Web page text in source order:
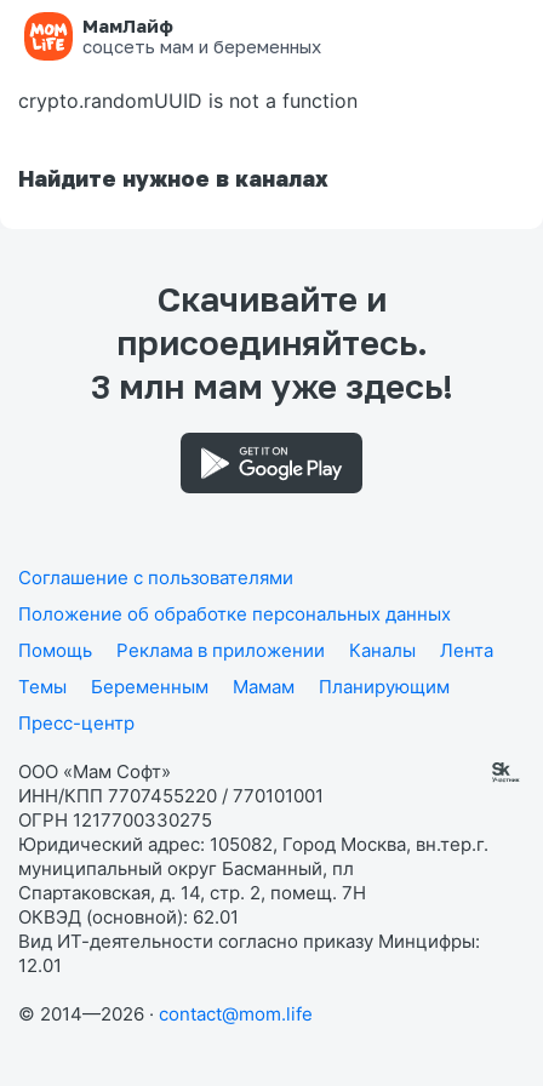
МамЛайф
соцсеть мам и беременных
Ошибка на странице
crypto.randomUUID is not a function
Найдите нужное в каналах
Скачивайте и
присоединяйтесь.
3 млн мам уже здесь!
Соглашение с пользователями
Положение об обработке персональных данных
Помощь
Реклама в приложении Каналы
Лента
Темы
Беременным Мамам
Планирующим
Пресс-центр
ООО «Мам Софт»
ИНН/КПП 7707455220 / 770101001
ОГРН 1217700330275
Юридический адрес: 105082, Город Москва, вн.тер.г.
муниципальный округ Басманный, пл
Спартаковская, д. 14, стр. 2, помещ. 7Н
ОКВЭД (основной): 62.01
Вид ИТ-деятельности согласно приказу Минцифры:
12.01
© 2014—2026 · contact@mom.life